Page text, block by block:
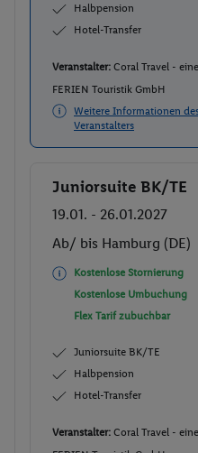
Halbpension
Hotel-Transfer
Veranstalter: Coral Travel -
FERIEN Touristik GmbH
Weitere Informationen
Veranstalters
Buchen
Juniorsuite BK/TE
19.01. - 26.01.2027
Ab/ bis Hamburg (DE)
Kostenlose Stornierung
Kostenlose Umbuchung
Flex Tarif zubuchbar
Juniorsuite BK/TE
Halbpension
Hotel-Transfer
Veranstalter: Coral Travel -